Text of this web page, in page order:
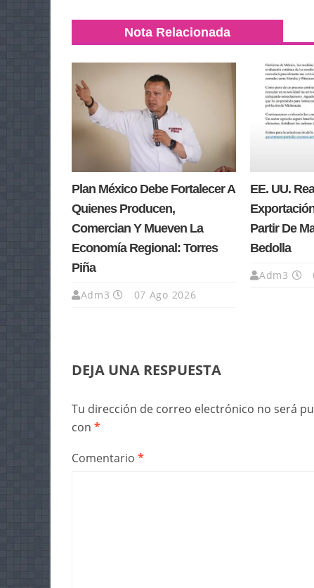
Nota Relacionada
Plan México Debe Fortalecer A
Quienes Producen,
Comercian Y Mueven La
Economía Regional: Torres
Piña
Adm3 07 Ago 2026
EE. UU.
Partir De
Bedolla
Adm3
DEJA UNA RESPUESTA
Tu dirección de correo electrónico no será
con *
Comentario *